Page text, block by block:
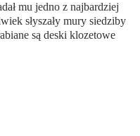
mu jedno z najbardziej
słyszały mury siedziby
są deski klozetowe